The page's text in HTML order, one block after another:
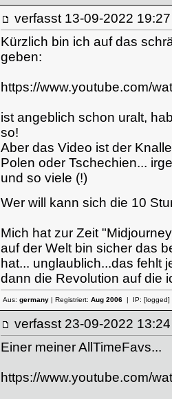
verfasst 13-09-2022
Kürzlich bin ich auf das
geben:
https://www.youtube.com/
ist angeblich schon uralt,
so!
Aber das Video ist der
Polen oder Tschechien...
und so viele (!)
Wer will kann sich die 10
Mich hat zur Zeit
auf der Welt bin sicher das
hat... unglaublich...das fehlt
dann die Revolution auf die
Aus: germany| Registriert: Aug 2006| IP: [logged]
verfasst 23-09-2022
Einer meiner AllTimeFavs...
https://www.youtube.com/